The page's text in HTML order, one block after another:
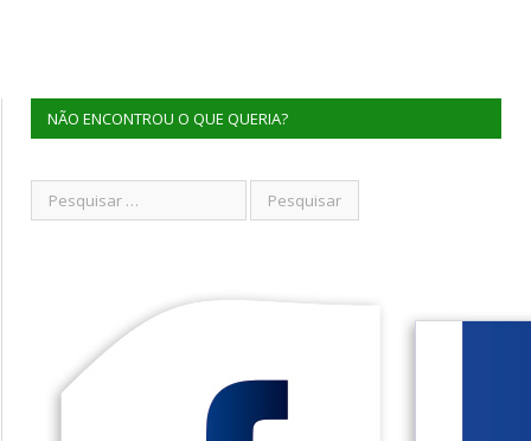
NÃO ENCONTROU O QUE QUERIA?